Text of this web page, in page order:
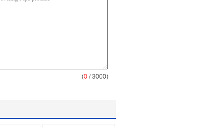
(0 / 3000)